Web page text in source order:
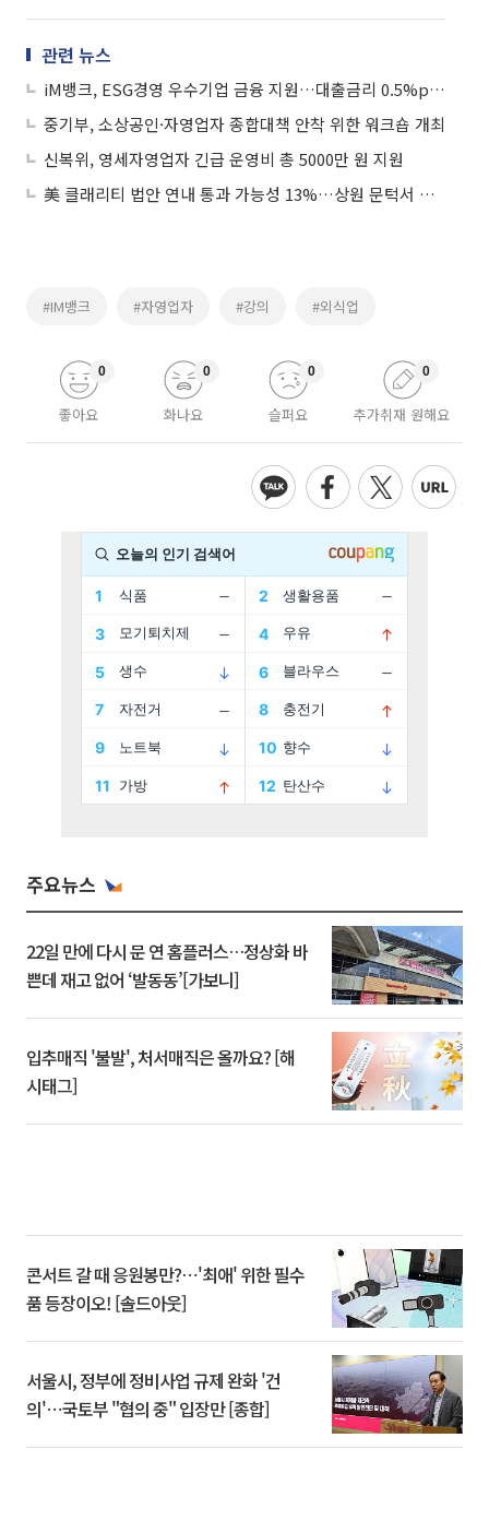
관련 뉴스
iM뱅크, ESG경영 우수기업 금융 지원…대출금리 0.5%p 추가 감면
중기부, 소상공인·자영업자 종합대책 안착 위한 워크숍 개최
신복위, 영세자영업자 긴급 운영비 총 5000만 원 지원
美 클래리티 법안 연내 통과 가능성 13%…상원 문턱서 제동
#IM뱅크 #자영업자 #강의 #외식업
좋아요
0
화나요
0
슬퍼요
0
추가취재 원해요
0
주요뉴스
22일 만에 다시 문 연 홈플러스…정상화 바
쁜데 재고 없어 ‘발동동’[가보니]
입추매직 '불발', 처서매직은 올까요? [해
시태그]
콘서트 갈 때 응원봉만?⋯'최애' 위한 필수
품 등장이오! [솔드아웃]
서울시, 정부에 정비사업 규제 완화 '건
의'⋯국토부 "협의 중" 입장만 [종합]